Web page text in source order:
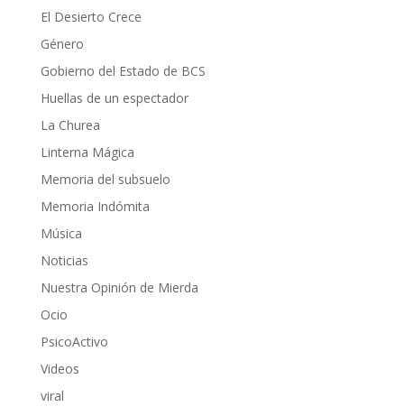
El Desierto Crece
Género
Gobierno del Estado de BCS
Huellas de un espectador
La Churea
Linterna Mágica
Memoria del subsuelo
Memoria Indómita
Música
Noticias
Nuestra Opinión de Mierda
Ocio
PsicoActivo
Videos
viral